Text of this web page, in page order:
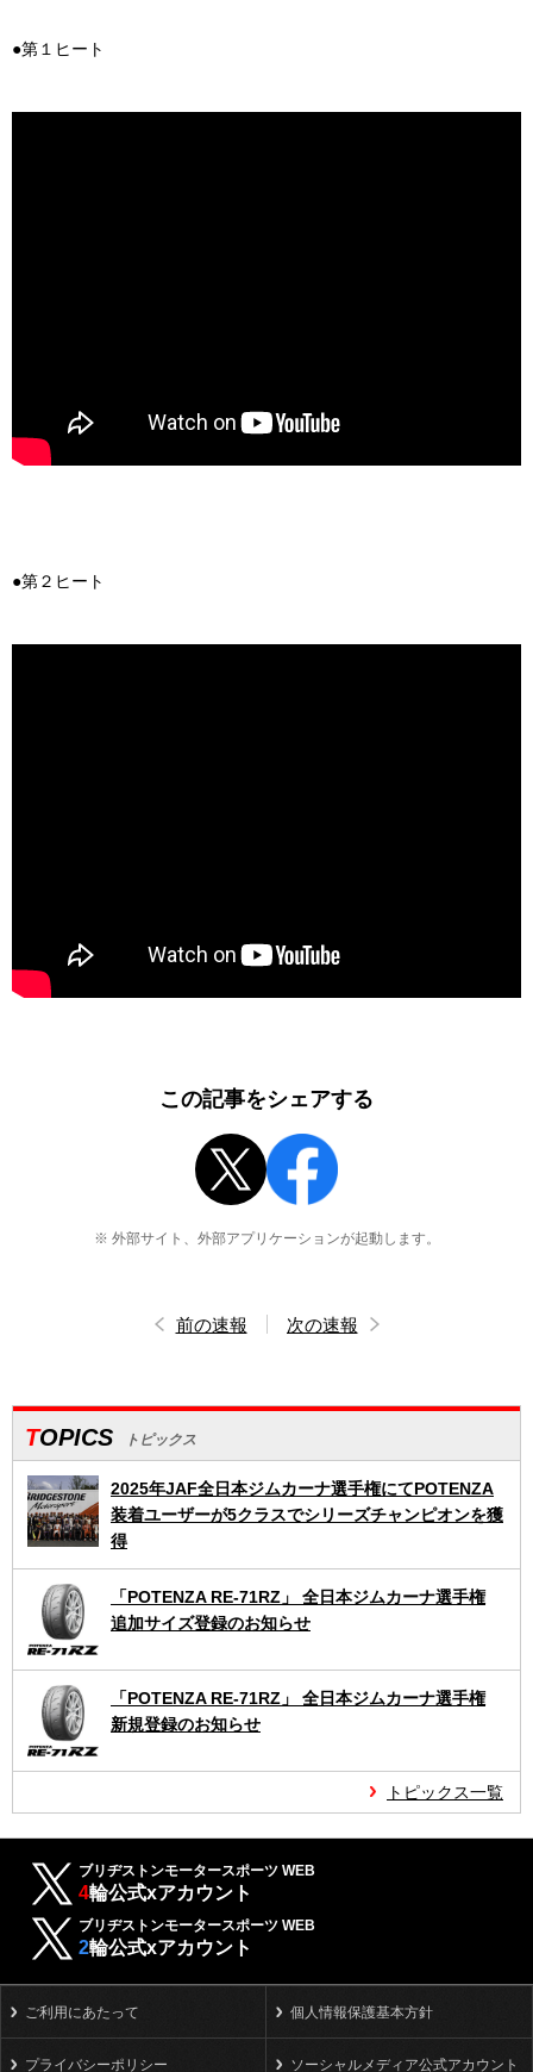
●第１ヒート
●第２ヒート
この記事をシェアする
※ 外部サイト、外部アプリケーションが起動します。
前の速報 次の速報
TOPICS トピックス
2025年JAF全日本ジムカーナ選手権にてPOTENZA
装着ユーザーが5クラスでシリーズチャンピオンを獲
得
「POTENZA RE-71RZ」 全日本ジムカーナ選手権
追加サイズ登録のお知らせ
「POTENZA RE-71RZ」 全日本ジムカーナ選手権
新規登録のお知らせ
トピックス一覧
ブリヂストンモータースポーツ WEB
4輪公式xアカウント
ブリヂストンモータースポーツ WEB
2輪公式xアカウント
ご利用にあたって 個人情報保護基本方針
プライバシーポリシー ソーシャルメディア公式アカウント